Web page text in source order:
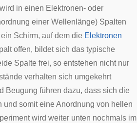
in einen Elektronen- oder
einer Wellenlänge) Spalten
ein Schirm, auf dem die Elektronen
offen, bildet sich das typische
Spalte frei, so entstehen nicht nur
verhalten sich umgekehrt
Beugung führen dazu, dass sich die
somit eine Anordnung von hellen
wird weiter unten nochmals im